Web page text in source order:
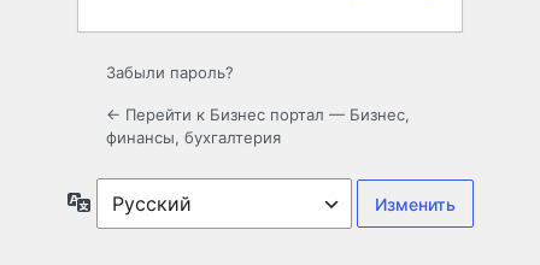
Забыли пароль?
← Перейти к Бизнес портал — Бизнес,
финансы, бухгалтерия
Язык